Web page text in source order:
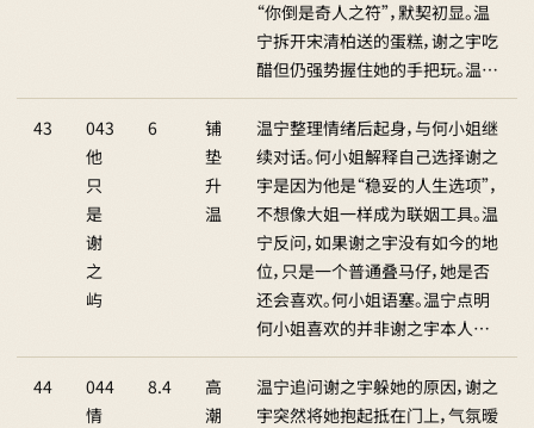
“你倒是奇人之符”，默契初显。温
宁拆开宋清柏送的蛋糕，谢之宇吃
醋但仍强势握住她的手把玩。温…
43
043
他
只
是
谢
之
屿
6
铺
垫
升
温
温宁整理情绪后起身，与何小姐继
续对话。何小姐解释自己选择谢之
宇是因为他是“稳妥的人生选项”，
不想像大姐一样成为联姻工具。温
宁反问，如果谢之宇没有如今的地
位，只是一个普通叠马仔，她是否
还会喜欢。何小姐语塞。温宁点明
何小姐喜欢的并非谢之宇本人…
44
044
情
8.4
高
潮
温宁追问谢之宇躲她的原因，谢之
宇突然将她抱起抵在门上，气氛暧